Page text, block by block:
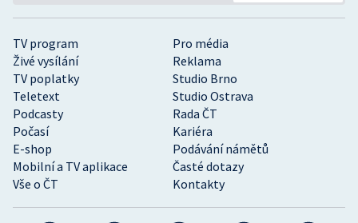
TV program
Pro média
Živé vysílání
Reklama
TV poplatky
Studio Brno
Teletext
Studio Ostrava
Podcasty
Rada ČT
Počasí
Kariéra
E-shop
Podávání námětů
Mobilní a TV aplikace
Časté dotazy
Vše o ČT
Kontakty